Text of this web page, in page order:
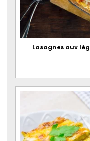
Lasagnes aux